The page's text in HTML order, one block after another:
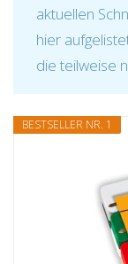
aktuellen
hier
die teilweise
BESTSELLER NR. 1